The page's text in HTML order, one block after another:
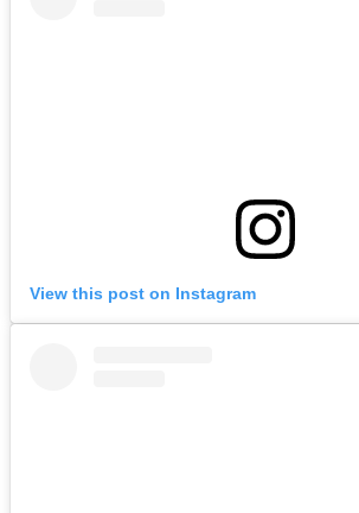
View this post on Instagram